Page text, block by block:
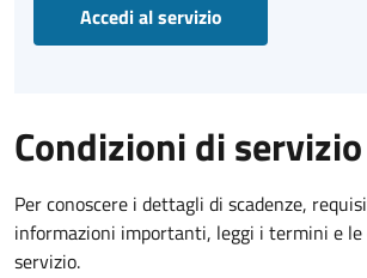
Accedi al servizio
Condizioni di servizio
Per conoscere i dettagli di scadenze,
informazioni importanti, leggi i termini e le
servizio.